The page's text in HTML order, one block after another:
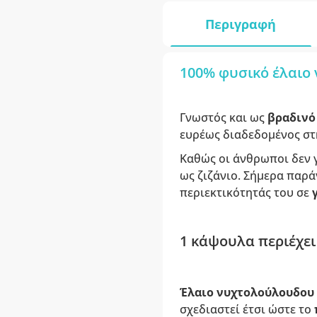
Περιγραφή
100% φυσικό
Γνωστός και ως
ευρέως διαδεδομένος
Καθώς οι άνθρωποι δεν
ως ζιζάνιο. Σήμερα
περιεκτικότητάς του σε
1 κάψουλα
Έλαιο νυχτολούλουδου
σχεδιαστεί έτσι ώστε το